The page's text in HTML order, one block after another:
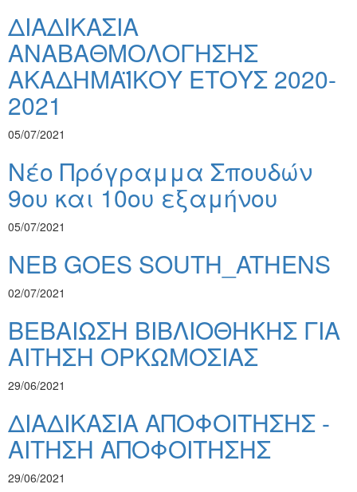
ΔΙΑΔΙΚΑΣΙΑ
ΑΝΑΒΑΘΜΟΛΟΓΗΣΗΣ
ΑΚΑΔΗΜΑΪΚΟΥ ΕΤΟΥΣ 2020-
2021
05/07/2021
Νέο Πρόγραμμα Σπουδών
9ου και 10ου εξαμήνου
05/07/2021
NEB GOES SOUTH_ATHENS
02/07/2021
ΒΕΒΑΙΩΣΗ ΒΙΒΛΙΟΘΗΚΗΣ ΓΙΑ
ΑΙΤΗΣΗ ΟΡΚΩΜΟΣΙΑΣ
29/06/2021
ΔΙΑΔΙΚΑΣΙΑ ΑΠΟΦΟΙΤΗΣΗΣ -
ΑΙΤΗΣΗ ΑΠΟΦΟΙΤΗΣΗΣ
29/06/2021